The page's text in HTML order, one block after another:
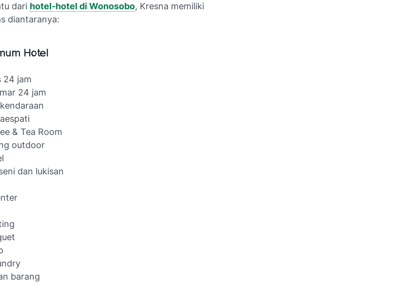
dari hotel-hotel di Wonosobo, Kresna memiliki
diantaranya:
Hotel
24 jam
24 jam
& Tea Room
outdoor
dan lukisan
barang